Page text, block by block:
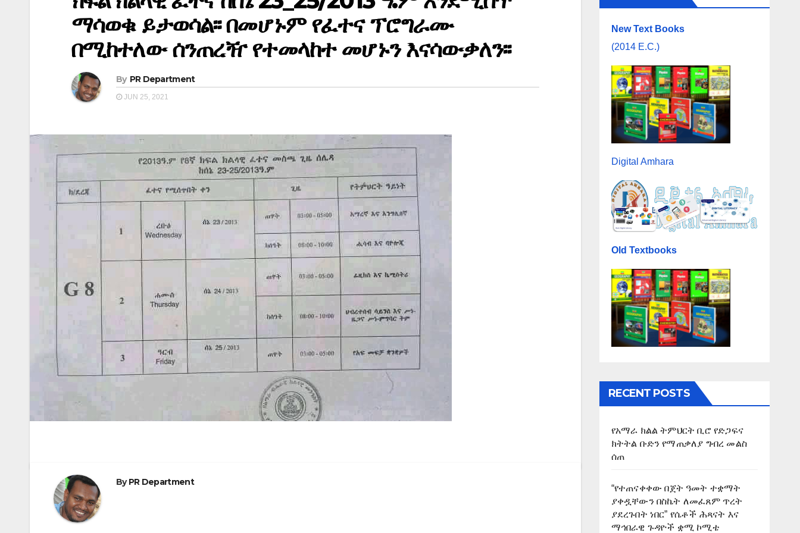
ማሳወቁ ይታወሳል፡፡ በመሆኑም የፈተና ፕሮግራሙ
በሚከተለው ሰንጠረዥ የተመላከተ መሆኑን እናሳውቃለን፡፡
By PR Department
JUN 25, 2021
ByPR Department
New Text Books
(2014 E.C.)
Digital Amhara
Old Textbooks
RECENT POSTS
የአማራ ክልል ትምህርት ቢሮ የድጋፍና
ክትትል ቡድን የማጠቃለያ ግብረ መልስ
ሰጠ
“የተጠናቀቀው በጀት ዓመት ተቋማት
ያቀዷቸውን በስኬት ለመፈጸም ጥረት
ያደረጉበት ነበር” የሴቶች ሕጻናት እና
ማኅበራዊ ጉዳዮች ቋሚ ኮሚቴ